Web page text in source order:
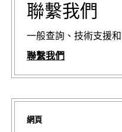
聯繫我們
一般查詢、技術支援
聯繫我們
網頁